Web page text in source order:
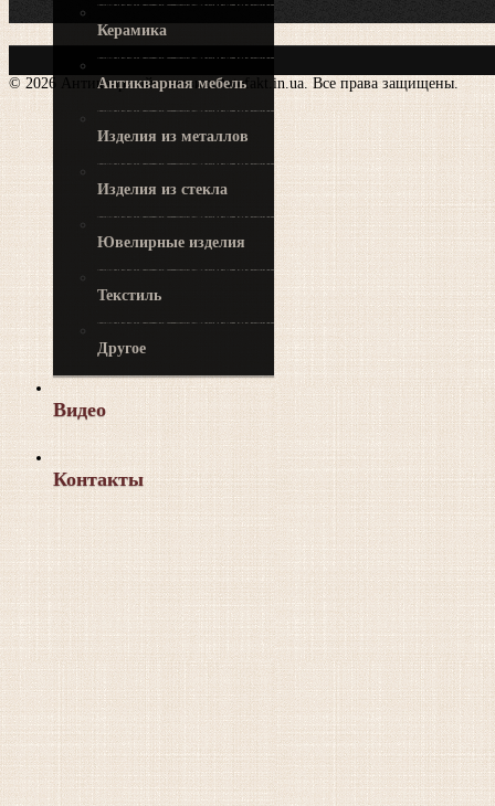
Керамика
Антикварная мебель
Изделия из металлов
Изделия из стекла
Ювелирные изделия
Текстиль
Другое
Видео
Контакты
© 2026 Антикварный магазин Artefakt.in.ua. Все права защищены.